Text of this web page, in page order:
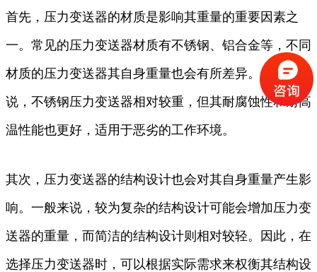
首先，压力变送器的材质是影响其重量的重要因素之
一。常见的压力变送器材质有不锈钢、铝合金等，不同
材质的压力变送器其自身重量也会有所差异。一般来
说，不锈钢压力变送器相对较重，但其耐腐蚀性和耐高
温性能也更好，适用于恶劣的工作环境。
其次，压力变送器的结构设计也会对其自身重量产生影
响。一般来说，较为复杂的结构设计可能会增加压力变
送器的重量，而简洁的结构设计则相对较轻。因此，在
选择压力变送器时，可以根据实际需求来权衡其结构设